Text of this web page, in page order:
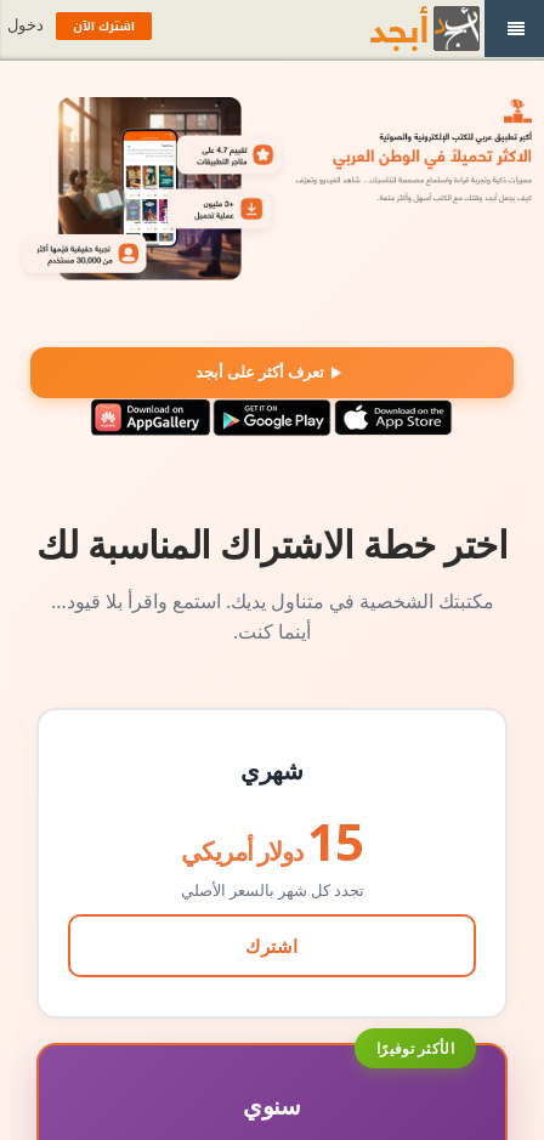
تعرف أكثر على أبجد
اختر خطة الاشتراك المناسبة لك
مكتبتك الشخصية في متناول يديك. استمع واقرأ بلا قيود…
أينما كنت.
شهري
15 دولار أمريكي
تجدد كل شهر بالسعر الأصلي
اشترك
الأكثر توفيرًا
سنوي
اشترك الآن دخول